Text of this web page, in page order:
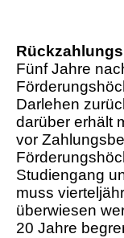
Fünf Jahre
Darlehen
darüber erhält
vor
Studiengang
muss
überwiesen
20 Jahre